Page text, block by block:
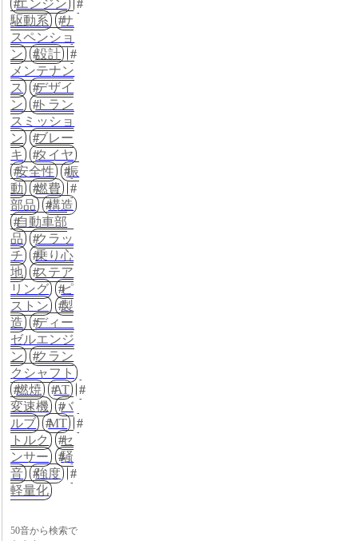
エンジン
駆動系
サ
スペンショ
ン
設計
メンテナン
ス
デザイ
ン
トラン
スミッショ
ン
ブレー
キ
タイヤ
安全性
振
動
燃費
部品
構造
自動車部
品
クラッ
チ
乗り心
地
ステア
リング
ピ
ストン
製
造
ディー
ゼルエンジ
ン
クラン
クシャフト
燃焼
AT
変速機
バ
ルブ
MT
トルク
セ
ンサー
騒
音
強度
軽量化
50音から検索で